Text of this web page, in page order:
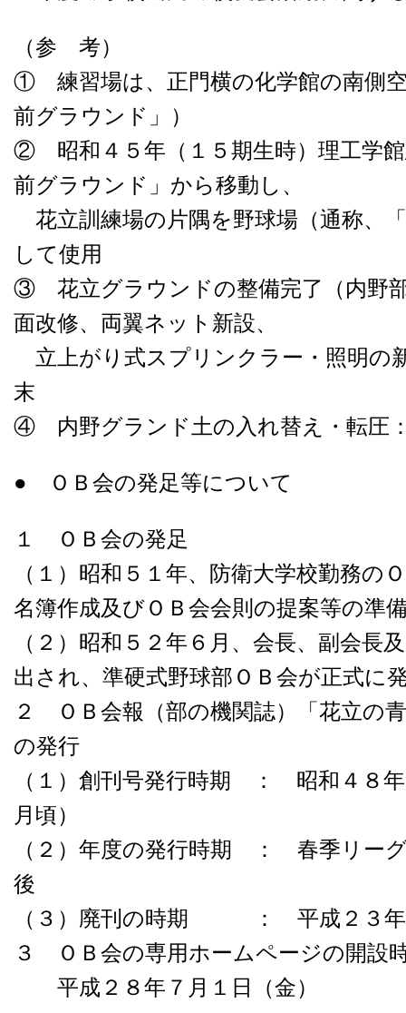
（参 考）
① 練習場は、正門横の化学館の南側
前グラウンド」）
② 昭和４５年（１５期生時）理工学
前グラウンド」から移動し、
花立訓練場の片隅を野球場（通称、
して使用
③ 花立グラウンドの整備完了（内野
面改修、両翼ネット新設、
立上がり式スプリンクラー・照明の
末
④ 内野グランド土の入れ替え・転圧
● ＯＢ会の発足等について
１ ＯＢ会の発足
（１）昭和５１年、防衛大学校勤務の
名簿作成及びＯＢ会会則の提案等の準
（２）昭和５２年６月、会長、副会長
出され、準硬式野球部ＯＢ会が正式に
２ ＯＢ会報（部の機関誌）「花立の
の発行
（１）創刊号発行時期 ： 昭和４８
月頃）
（２）年度の発行時期 ： 春季リー
後
（３）廃刊の時期 ： 平成２３
３ ＯＢ会の専用ホームページの開設
平成２８年７月１日（金）